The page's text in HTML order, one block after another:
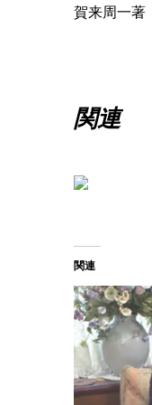
賀来周一著
関連
関連